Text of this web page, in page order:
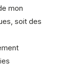
mon
soit des